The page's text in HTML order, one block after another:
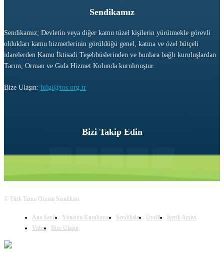
Sendikamız
Sendikamız; Devletin veya diğer kamu tüzel kişilerin yürütmekle görevli
oldukları kamu hizmetlerinin görüldüğü genel, katma ve özel bütçeli
idarelerden Kamu İktisadi Teşebbüslerinden ve bunlara bağlı kuruluşlardan
Tarım, Orman ve Gıda Hizmet Kolunda kurulmuştur.
Bize Ulaşın: bilgi@tos.org.tr
Bizi Takip Edin
© Türk Tarım Orman Sendikası
Ana Sayfa Yönetim Kurulumuz Sendikalar Üyelik
İçerik Arşivi
Video
Bize Ulaşın